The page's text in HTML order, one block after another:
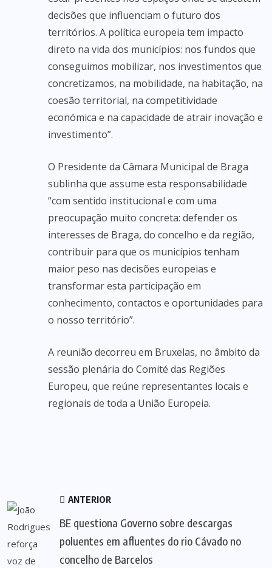
decisões que influenciam o futuro dos
territórios. A política europeia tem impacto
direto na vida dos municípios: nos fundos que
conseguimos mobilizar, nos investimentos que
concretizamos, na mobilidade, na habitação, na
coesão territorial, na competitividade
económica e na capacidade de atrair inovação e
investimento”.
O Presidente da Câmara Municipal de Braga
sublinha que assume esta responsabilidade
“com sentido institucional e com uma
preocupação muito concreta: defender os
interesses de Braga, do concelho e da região,
contribuir para que os municípios tenham
maior peso nas decisões europeias e
transformar esta participação em
conhecimento, contactos e oportunidades para
o nosso território”.
A reunião decorreu em Bruxelas, no âmbito da
sessão plenária do Comité das Regiões
Europeu, que reúne representantes locais e
regionais de toda a União Europeia.
ANTERIOR
BE questiona Governo sobre descargas
poluentes em afluentes do rio Cávado no
concelho de Barcelos